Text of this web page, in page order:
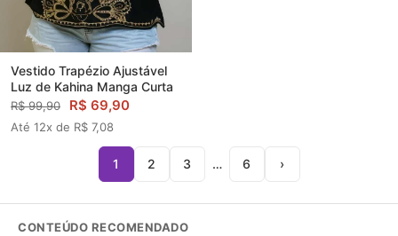
Vestido Trapézio Ajustável
Luz de Kahina Manga Curta
R$ 99,90 R$ 69,90
Até 12x de R$ 7,08
1 2 3 … 6 ›
CONTEÚDO RECOMENDADO